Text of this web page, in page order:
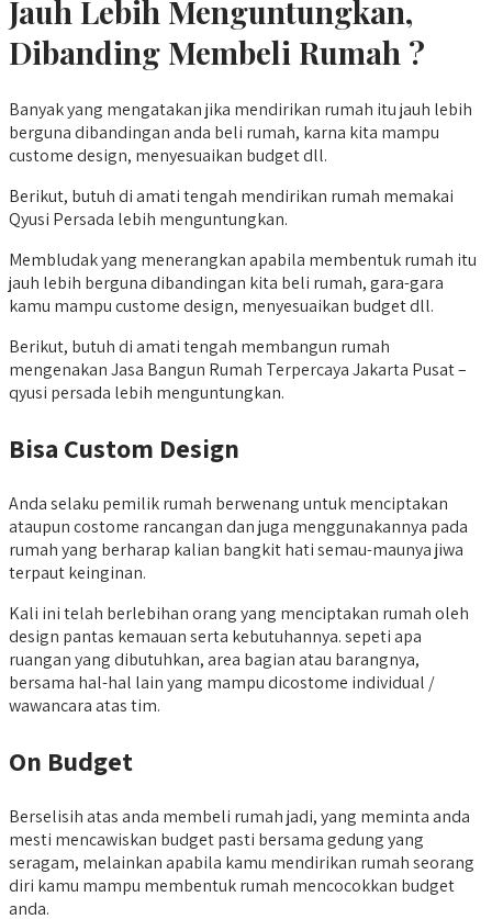
Jauh Lebih Menguntungkan,
Dibanding Membeli Rumah ?
Banyak yang mengatakan jika mendirikan rumah itu jauh lebih
berguna dibandingan anda beli rumah, karna kita mampu
custome design, menyesuaikan budget dll.
Berikut, butuh di amati tengah mendirikan rumah memakai
Qyusi Persada lebih menguntungkan.
Membludak yang menerangkan apabila membentuk rumah itu
jauh lebih berguna dibandingan kita beli rumah, gara-gara
kamu mampu custome design, menyesuaikan budget dll.
Berikut, butuh di amati tengah membangun rumah
mengenakan Jasa Bangun Rumah Terpercaya Jakarta Pusat –
qyusi persada lebih menguntungkan.
Bisa Custom Design
Anda selaku pemilik rumah berwenang untuk menciptakan
ataupun costome rancangan dan juga menggunakannya pada
rumah yang berharap kalian bangkit hati semau-maunya jiwa
terpaut keinginan.
Kali ini telah berlebihan orang yang menciptakan rumah oleh
design pantas kemauan serta kebutuhannya. sepeti apa
ruangan yang dibutuhkan, area bagian atau barangnya,
bersama hal-hal lain yang mampu dicostome individual /
wawancara atas tim.
On Budget
Berselisih atas anda membeli rumah jadi, yang meminta anda
mesti mencawiskan budget pasti bersama gedung yang
seragam, melainkan apabila kamu mendirikan rumah seorang
diri kamu mampu membentuk rumah mencocokkan budget
anda.